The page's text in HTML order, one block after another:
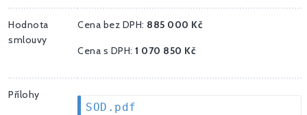
Hodnota
smlouvy
Cena bez DPH: 885 000 Kč
Cena s DPH: 1 070 850 Kč
Přílohy
SOD.pdf